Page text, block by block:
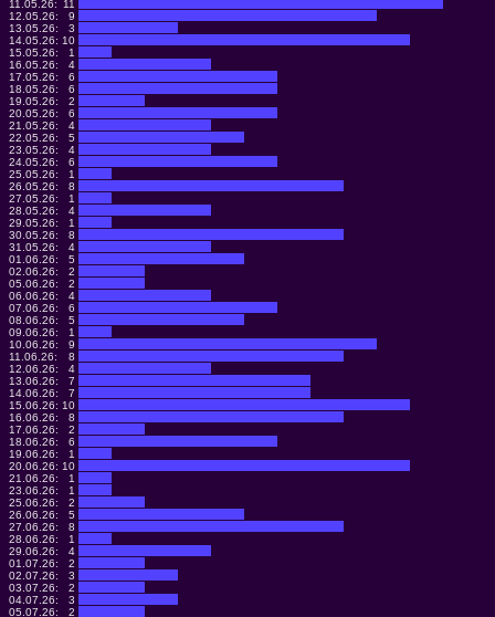
11.05.26: 11
12.05.26:
9
13.05.26:
3
14.05.26: 10
15.05.26:
1
16.05.26:
4
17.05.26:
6
18.05.26:
6
19.05.26:
2
20.05.26:
6
21.05.26:
4
22.05.26:
5
23.05.26:
4
24.05.26:
6
25.05.26:
1
26.05.26:
8
27.05.26:
1
28.05.26:
4
29.05.26:
1
30.05.26:
8
31.05.26:
4
01.06.26:
5
02.06.26:
2
05.06.26:
2
06.06.26:
4
07.06.26:
6
08.06.26:
5
09.06.26:
1
10.06.26:
9
11.06.26:
8
12.06.26:
4
13.06.26:
7
14.06.26:
7
15.06.26: 10
16.06.26:
8
17.06.26:
2
18.06.26:
6
19.06.26:
1
20.06.26: 10
21.06.26:
1
23.06.26:
1
25.06.26:
2
26.06.26:
5
27.06.26:
8
28.06.26:
1
29.06.26:
4
01.07.26:
2
02.07.26:
3
03.07.26:
2
04.07.26:
3
05.07.26:
2